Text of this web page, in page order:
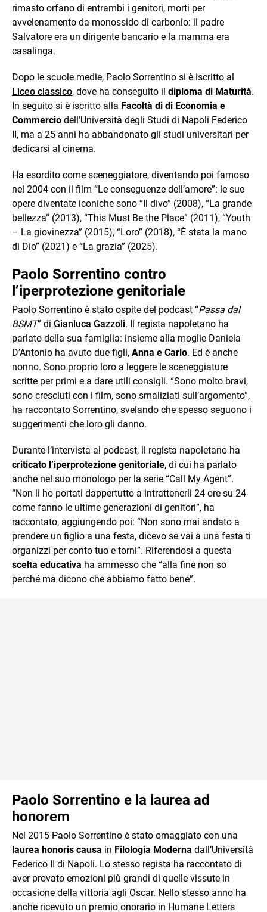
rimasto orfano di entrambi i genitori, morti per
avvelenamento da monossido di carbonio: il padre
Salvatore era un dirigente bancario e la mamma era
casalinga.
Dopo le scuole medie, Paolo Sorrentino si è iscritto al
Liceo classico, dove ha conseguito il diploma di Maturità.
In seguito si è iscritto alla Facoltà di di Economia e
Commercio dell’Università degli Studi di Napoli Federico
II, ma a 25 anni ha abbandonato gli studi universitari per
dedicarsi al cinema.
Ha esordito come sceneggiatore, diventando poi famoso
nel 2004 con il film “Le conseguenze dell’amore”: le sue
opere diventate iconiche sono “Il divo” (2008), “La grande
bellezza” (2013), “This Must Be the Place” (2011), “Youth
– La giovinezza” (2015), “Loro” (2018), “È stata la mano
di Dio” (2021) e “La grazia” (2025).
Paolo Sorrentino contro
l’iperprotezione genitoriale
Paolo Sorrentino è stato ospite del podcast “Passa dal
BSMT” di Gianluca Gazzoli. Il regista napoletano ha
parlato della sua famiglia: insieme alla moglie Daniela
D’Antonio ha avuto due figli, Anna e Carlo. Ed è anche
nonno. Sono proprio loro a leggere le sceneggiature
scritte per primi e a dare utili consigli. “Sono molto bravi,
sono cresciuti con i film, sono smaliziati sull’argomento”,
ha raccontato Sorrentino, svelando che spesso seguono i
suggerimenti che loro gli danno.
Durante l’intervista al podcast, il regista napoletano ha
criticato l’iperprotezione genitoriale, di cui ha parlato
anche nel suo monologo per la serie “Call My Agent”.
“Non li ho portati dappertutto a intrattenerli 24 ore su 24
come fanno le ultime generazioni di genitori”, ha
raccontato, aggiungendo poi: “Non sono mai andato a
prendere un figlio a una festa, dicevo se vai a una festa ti
organizzi per conto tuo e torni”. Riferendosi a questa
scelta educativa ha ammesso che “alla fine non so
perché ma dicono che abbiamo fatto bene”.
Paolo Sorrentino e la laurea ad
honorem
Nel 2015 Paolo Sorrentino è stato omaggiato con una
laurea honoris causa in Filologia Moderna dall’Università
Federico II di Napoli. Lo stesso regista ha raccontato di
aver provato emozioni più grandi di quelle vissute in
occasione della vittoria agli Oscar. Nello stesso anno ha
anche ricevuto un premio onorario in Humane Letters